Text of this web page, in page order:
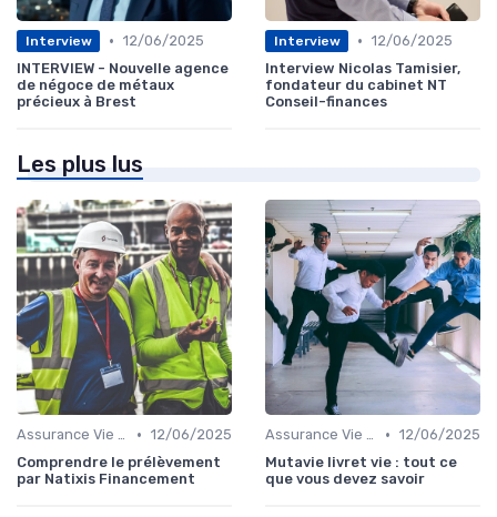
Interview • 12/06/2025
INTERVIEW - Nouvelle agence
de négoce de métaux
précieux à Brest
Interview • 12/06/2025
Interview Nicolas Tamisier,
fondateur du cabinet NT
Conseil-finances
Les plus lus
Assurance Vie et Épargne • 12/06/2025
Comprendre le prélèvement
par Natixis Financement
Assurance Vie et Épargne • 12/06/2025
Mutavie livret vie : tout ce
que vous devez savoir